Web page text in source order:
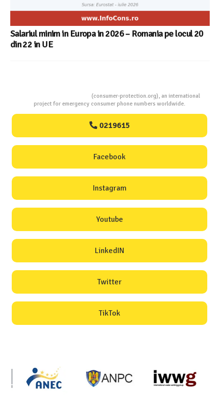
Salariul minim in Europa in 2026 – Romania pe locul 20
din 22 in UE
(consumer-protection.org), an international
project for emergency consumer phone numbers worldwide.
0219615
Facebook
Instagram
Youtube
LinkedIN
Twitter
TikTok